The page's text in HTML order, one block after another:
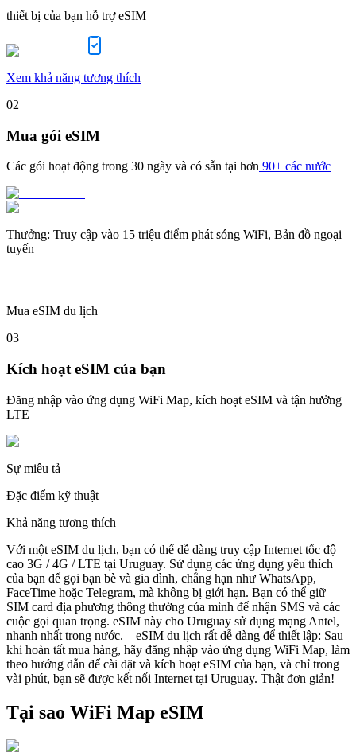
thiết bị của bạn hỗ trợ eSIM
Xem khả năng tương thích
02
Mua gói eSIM
Các gói hoạt động trong 30 ngày và có sẵn tại hơn 90+ các nước
Thưởng: Truy cập vào 15 triệu điểm phát sóng WiFi, Bản đồ ngoại
tuyến
Mua eSIM du lịch
03
Kích hoạt eSIM của bạn
Đăng nhập vào ứng dụng WiFi Map, kích hoạt eSIM và tận hưởng
LTE
Sự miêu tả
Đặc điểm kỹ thuật
Khả năng tương thích
Với một eSIM du lịch, bạn có thể dễ dàng truy cập Internet tốc độ
cao 3G / 4G / LTE tại Uruguay. Sử dụng các ứng dụng yêu thích
của bạn để gọi bạn bè và gia đình, chẳng hạn như WhatsApp,
FaceTime hoặc Telegram, mà không bị giới hạn. Bạn có thể giữ
SIM card địa phương thông thường của mình để nhận SMS và các
cuộc gọi quan trọng. eSIM này cho Uruguay sử dụng mạng Antel,
nhanh nhất trong nước. eSIM du lịch rất dễ dàng để thiết lập: Sau
khi hoàn tất mua hàng, hãy đăng nhập vào ứng dụng WiFi Map, làm
theo hướng dẫn để cài đặt và kích hoạt eSIM của bạn, và chỉ trong
vài phút, bạn sẽ được kết nối Internet tại Uruguay. Thật đơn giản!
Tại sao WiFi Map eSIM